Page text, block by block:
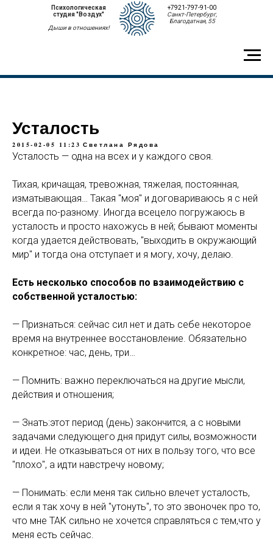
Психологическая
студия "Воздух"
Дыши в отношениях!
+7921-797-91-00
Санкт-Петербург,
Благодатная, 55
Усталость
2015-02-05 11:23 Светлана Рядова
Усталость — одна на всех и у каждого своя.
Тихая, кричащая, тревожная, тяжелая, постоянная,
изматывающая… Такая "моя" и договариваюсь я с ней
всегда по-разному. Иногда всецело погружаюсь в
усталость и просто нахожусь в ней; бывают моменты
когда удается действовать, "выходить в окружающий
мир" и тогда она отступает и я могу, хочу, делаю.
Есть несколько способов по взаимодействию с
собственной усталостью:
— Признаться: сейчас сил нет и дать себе некоторое
время на внутреннее восстановление. Обязательно
конкретное: час, день, три…
— Помнить: важно переключаться на другие мысли,
действия и отношения;
— Знать:этот период (день) закончится, а с новыми
задачами следующего дня придут силы, возможности
и идеи. Не отказываться от них в пользу того, что все
"плохо", а идти навстречу новому;
— Понимать: если меня так сильно влечет усталость,
если я так хочу в ней "утонуть", то это звоночек про то,
что мне ТАК сильно не хочется справляться с тем,что у
меня есть сейчас.